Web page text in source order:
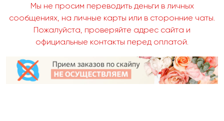
Мы не просим переводить деньги в личных
сообщениях, на личные карты или в сторонние чаты.
Пожалуйста, проверяйте адрес сайта и
официальные контакты перед оплатой.